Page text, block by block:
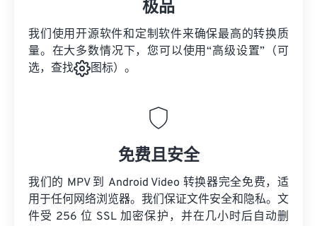
极品
我们使用开源软件和定制软件来确保最高的转换质
量。在大多数情况下，您可以使用“高级设置”（可
选，查找
图标）。
免费且安全
我们的 MPV 到 Android Video 转换器完全免费，适
用于任何网络浏览器。我们保证文件安全和隐私。文
件受 256 位 SSL 加密保护，并在几小时后自动删